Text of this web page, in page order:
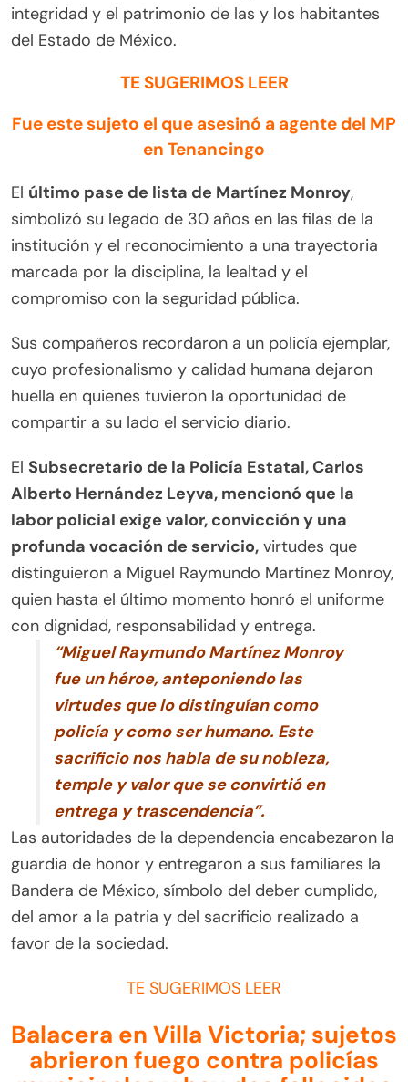
integridad y el patrimonio de las y los habitantes
del Estado de México.
TE SUGERIMOS LEER
Fue este sujeto el que asesinó a agente del MP
en Tenancingo
El último pase de lista de Martínez Monroy,
simbolizó su legado de 30 años en las filas de la
institución y el reconocimiento a una trayectoria
marcada por la disciplina, la lealtad y el
compromiso con la seguridad pública.
Sus compañeros recordaron a un policía ejemplar,
cuyo profesionalismo y calidad humana dejaron
huella en quienes tuvieron la oportunidad de
compartir a su lado el servicio diario.
El Subsecretario de la Policía Estatal, Carlos
Alberto Hernández Leyva, mencionó que la
labor policial exige valor, convicción y una
profunda vocación de servicio, virtudes que
distinguieron a Miguel Raymundo Martínez Monroy,
quien hasta el último momento honró el uniforme
con dignidad, responsabilidad y entrega.
“Miguel Raymundo Martínez Monroy
fue un héroe, anteponiendo las
virtudes que lo distinguían como
policía y como ser humano. Este
sacrificio nos habla de su nobleza,
temple y valor que se convirtió en
entrega y trascendencia”.
Las autoridades de la dependencia encabezaron la
guardia de honor y entregaron a sus familiares la
Bandera de México, símbolo del deber cumplido,
del amor a la patria y del sacrificio realizado a
favor de la sociedad.
TE SUGERIMOS LEER
Balacera en Villa Victoria; sujetos
abrieron fuego contra policías